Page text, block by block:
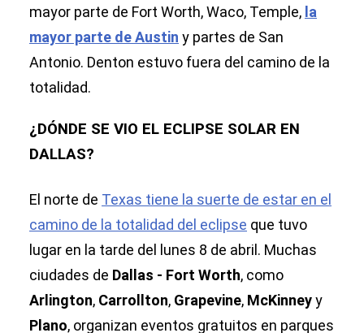
mayor parte de Fort Worth, Waco, Temple, la
mayor parte de Austin y partes de San
Antonio. Denton estuvo fuera del camino de la
totalidad.
¿DÓNDE SE VIO EL ECLIPSE SOLAR EN
DALLAS?
El norte de Texas tiene la suerte de estar en el
camino de la totalidad del eclipse que tuvo
lugar en la tarde del lunes 8 de abril. Muchas
ciudades de Dallas - Fort Worth, como
Arlington, Carrollton, Grapevine, McKinneyy
Plano, organizan eventos gratuitos en parques